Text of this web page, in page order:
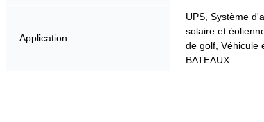
Application
UPS, Système
solaire et
de golf, Véhicule
BATEAUX